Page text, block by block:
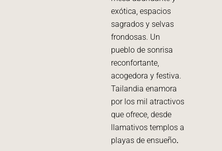
exótica, espacios
sagrados y selvas
frondosas. Un
pueblo de sonrisa
reconfortante,
acogedora y festiva.
Tailandia enamora
por los mil atractivos
que ofrece, desde
llamativos templos a
playas de ensueño.